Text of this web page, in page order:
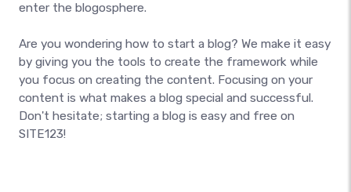
enter the blogosphere.
Are you wondering how to start a blog? We make it easy
by giving you the tools to create the framework while
you focus on creating the content. Focusing on your
content is what makes a blog special and successful.
Don't hesitate; starting a blog is easy and free on
SITE123!